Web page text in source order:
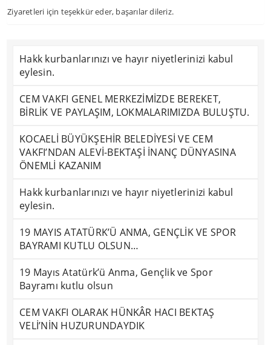
Ziyaretleri için teşekkür eder, başarılar dileriz.
Hakk kurbanlarınızı ve hayır niyetlerinizi kabul
eylesin.
CEM VAKFI GENEL MERKEZİMİZDE BEREKET,
BİRLİK VE PAYLAŞIM, LOKMALARIMIZDA BULUŞTU.
KOCAELİ BÜYÜKŞEHİR BELEDİYESİ VE CEM
VAKFI’NDAN ALEVİ-BEKTAŞİ İNANÇ DÜNYASINA
ÖNEMLİ KAZANIM
Hakk kurbanlarınızı ve hayır niyetlerinizi kabul
eylesin.
19 MAYIS ATATÜRK’Ü ANMA, GENÇLİK VE SPOR
BAYRAMI KUTLU OLSUN…
19 Mayıs Atatürk’ü Anma, Gençlik ve Spor
Bayramı kutlu olsun
CEM VAKFI OLARAK HÜNKÂR HACI BEKTAŞ
VELİ’NİN HUZURUNDAYDIK